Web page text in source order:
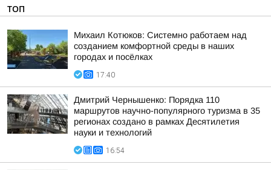
ТОП
Михаил Котюков: Системно работаем над
созданием комфортной среды в наших
городах и посёлках
17:40
Дмитрий Чернышенко: Порядка 110
маршрутов научно-популярного туризма в 35
регионах создано в рамках Десятилетия
науки и технологий
16:54